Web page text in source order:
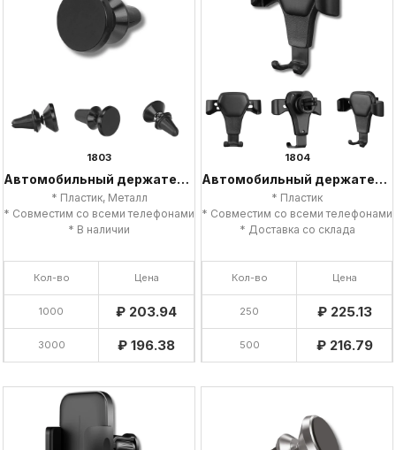
1803
Автомобильный держатель для телефона
* Пластик, Металл
* Совместим со всеми телефонами
* В наличии
Кол-во Цена
1000 ₽ 203.94
3000 ₽ 196.38
1804
Автомобильный держатель для телефона
* Пластик
* Совместим со всеми телефонами
* Доставка со склада
Кол-во Цена
250 ₽ 225.13
500 ₽ 216.79